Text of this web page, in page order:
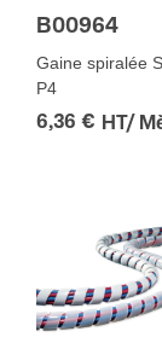
B00964
Gaine spiralée
P4
6,36 € HT/